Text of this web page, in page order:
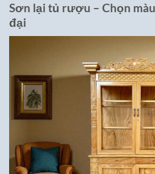
Sơn lại tủ rượu – Chọn
đại